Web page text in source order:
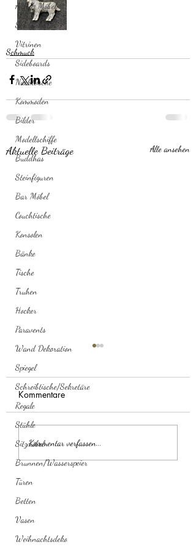
Altholz Möbel
Schränke
Vitrinen
Sideboards
Nachttische
Kommoden
Bilder
Modellschiffe
Buddhas
Steinfiguren
Bar Möbel
Couchtische
Konsolen
Bänke
Tische
Truhen
Hocker
Paravents
Wand Dekoration
Spiegel
Schreibtische/Sekretäre
Regale
Stühle
Sitzmöbel
Brunnen/Wasserspeier
Türen
Betten
Vasen
Weihnachtsdeko
Schmuck
Aktuelle Beiträge Alle ansehen
Brosche Geige
Kommentare
Kommentar verfassen...